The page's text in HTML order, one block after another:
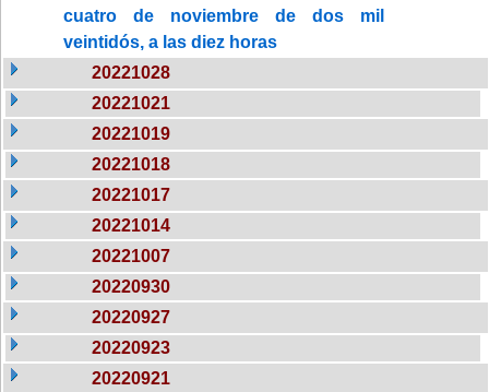
cuatro de noviembre de dos mil
veintidós, a las diez horas
20221028
20221021
20221019
20221018
20221017
20221014
20221007
20220930
20220927
20220923
20220921